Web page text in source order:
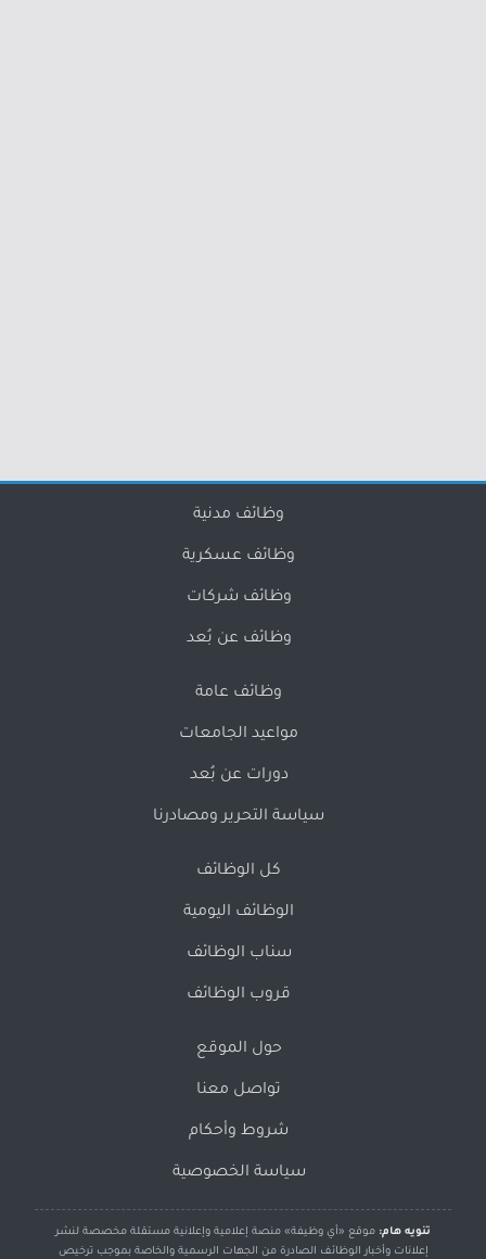
وظائف مدنية
وظائف عسكرية
وظائف شركات
وظائف عن بُعد
وظائف عامة
مواعيد الجامعات
دورات عن بُعد
سياسة التحرير ومصادرنا
كل الوظائف
الوظائف اليومية
سناب الوظائف
قروب الوظائف
حول الموقع
تواصل معنا
شروط وأحكام
سياسة الخصوصية
تنويه هام: موقع «أي وظيفة» منصة إعلامية وإعلانية مستقلة مخصصة لنشر
إعلانات وأخبار الوظائف الصادرة من الجهات الرسمية والخاصة بموجب ترخيص